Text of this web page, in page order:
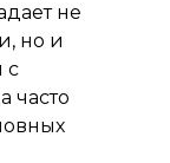
не
но и
с
часто